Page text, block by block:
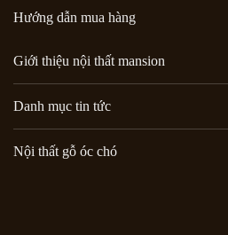
Hướng dẫn mua hàng
Giới thiệu nội thất mansion
Danh mục tin tức
Nội thất gỗ óc chó